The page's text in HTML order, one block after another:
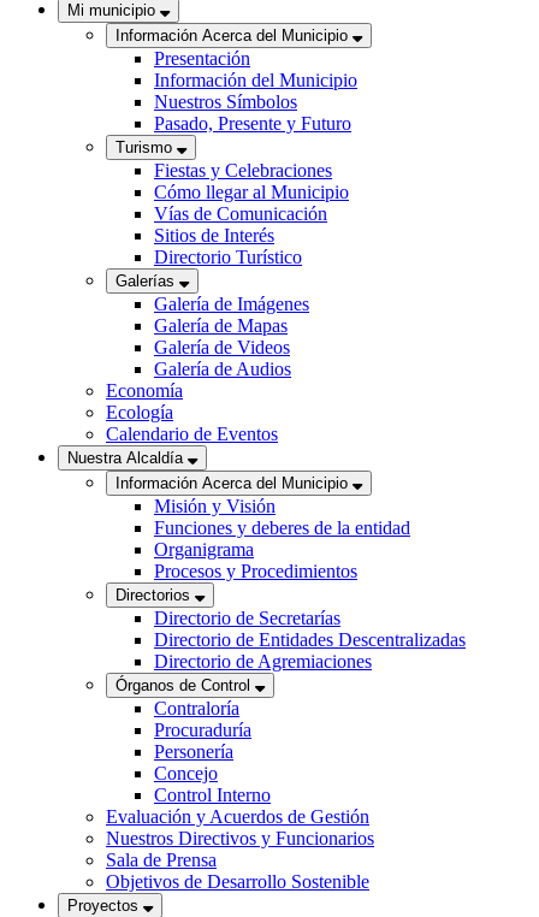
Mi municipio
Información Acerca del Municipio
Presentación
Información del Municipio
Nuestros Símbolos
Pasado, Presente y Futuro
Turismo
Fiestas y Celebraciones
Cómo llegar al Municipio
Vías de Comunicación
Sitios de Interés
Directorio Turístico
Galerías
Galería de Imágenes
Galería de Mapas
Galería de Videos
Galería de Audios
Economía
Ecología
Calendario de Eventos
Nuestra Alcaldía
Información Acerca del Municipio
Misión y Visión
Funciones y deberes de la entidad
Organigrama
Procesos y Procedimientos
Directorios
Directorio de Secretarías
Directorio de Entidades Descentralizadas
Directorio de Agremiaciones
Órganos de Control
Contraloría
Procuraduría
Personería
Concejo
Control Interno
Evaluación y Acuerdos de Gestión
Nuestros Directivos y Funcionarios
Sala de Prensa
Objetivos de Desarrollo Sostenible
Proyectos